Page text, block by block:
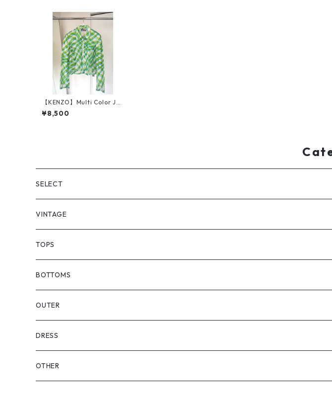
【KENZO】Multi Color Jac
ket
¥8,500
SELECT
VINTAGE
TOPS
BOTTOMS
OUTER
DRESS
OTHER